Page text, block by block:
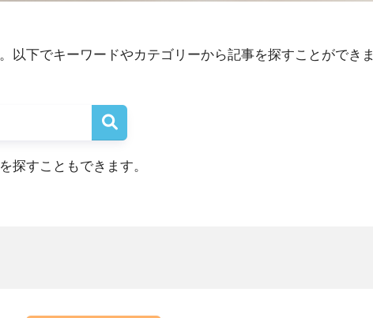
以下でキーワードやカテゴリーから記事を探すことができま
探すこともできます。